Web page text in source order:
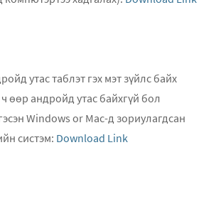
утас таблэт гэх мэт зүйлс байх
өөр андройд утас байхгүй бол
Windows or Mac-д зориулагдсан
систэм: Download Link